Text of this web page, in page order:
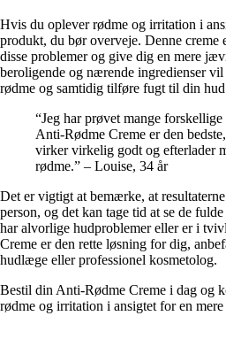
Hvis du oplever rødme og irritation i
produkt, du bør overveje. Denne creme
disse problemer og give dig en mere
beroligende og nærende ingredienser
rødme og samtidig tilføre fugt til din
“Jeg har prøvet mange
Anti-Rødme Creme er den
virker virkelig godt og efterlader
rødme.” – Louise, 34 år
Det er vigtigt at bemærke, at
person, og det kan tage tid at se de
har alvorlige hudproblemer eller er i
Creme er den rette løsning for dig,
hudlæge eller professionel kosmetolog.
Bestil din Anti-Rødme Creme i dag og
rødme og irritation i ansigtet for en mere